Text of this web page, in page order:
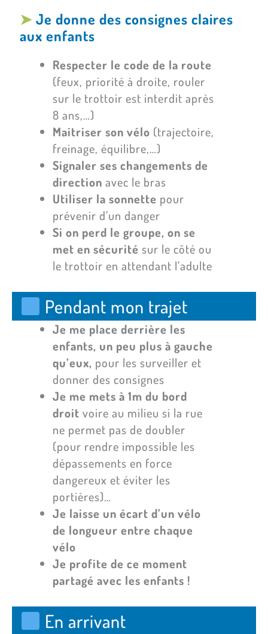
➤ Je donne des consignes claires
aux enfants
Respecter le code de la route
(feux, priorité à droite, rouler
sur le trottoir est interdit après
8 ans,…)
Maitriser son vélo (trajectoire,
freinage, équilibre,…)
Signaler ses changements de
direction avec le bras
Utiliser la sonnette pour
prévenir d’un danger
Si on perd le groupe, on se
met en sécurité sur le côté ou
le trottoir en attendant l’adulte
Pendant mon trajet
Je me place derrière les
enfants, un peu plus à gauche
qu’eux, pour les surveiller et
donner des consignes
Je me mets à 1m du bord
droit voire au milieu si la rue
ne permet pas de doubler
(pour rendre impossible les
dépassements en force
dangereux et éviter les
portières)…
Je laisse un écart d’un vélo
de longueur entre chaque
vélo
Je profite de ce moment
partagé avec les enfants !
En arrivant